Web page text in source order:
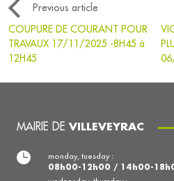
Previous article
COUPURE DE COURANT POUR
TRAVAUX 17/11/2025 -8H45 à
12H45
MAIRIE DE VILLEVEYRAC
monday, tuesday :
08h00-12h00 / 14h00-